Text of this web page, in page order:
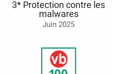
3* Protection contre les
malwares
Juin 2025